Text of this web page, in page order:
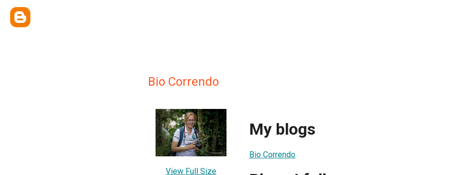
Bio Correndo
View Full Size
My blogs
Bio Correndo